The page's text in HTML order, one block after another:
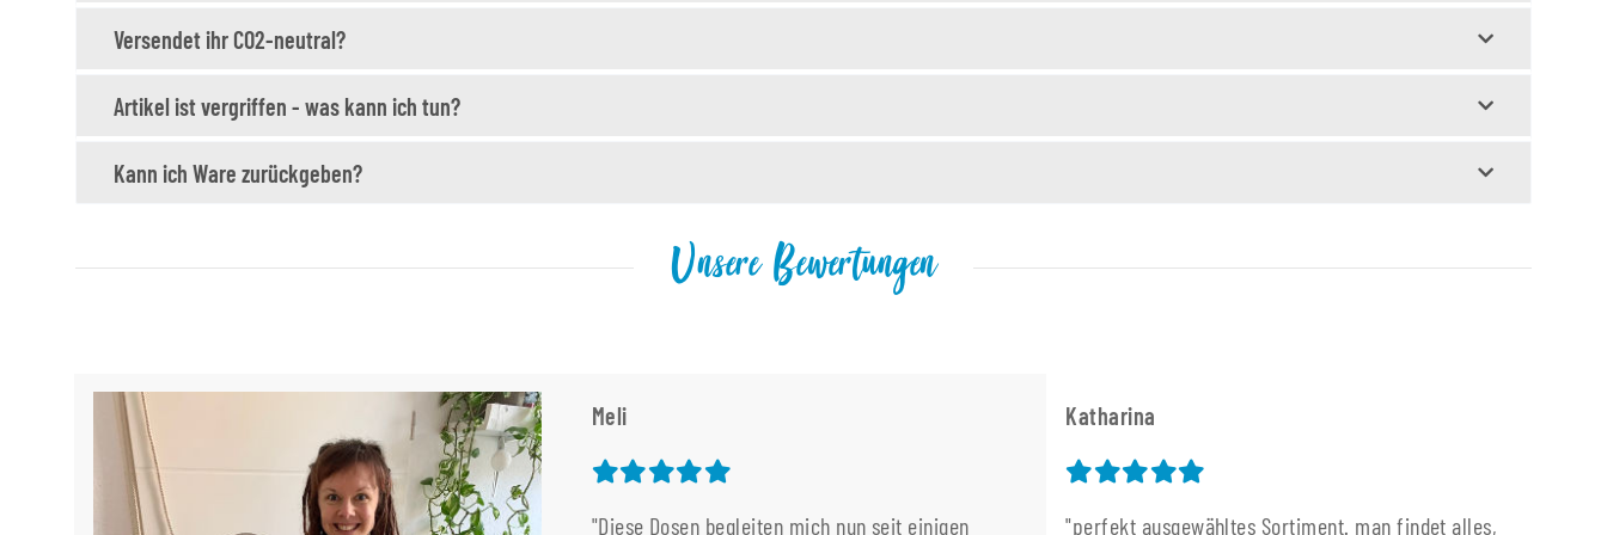
Versendet ihr CO2-neutral?
Artikel ist vergriffen - was kann ich tun?
Kann ich Ware zurückgeben?
Unsere Bewertungen
Meli
"Diese Dosen begleiten mich nun seit einigen
Katharina
"perfekt ausgewähltes Sortiment. man findet alles,